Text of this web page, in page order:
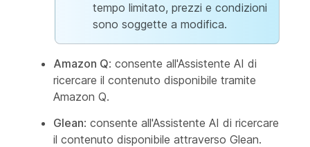
tempo limitato, prezzi e condizioni
sono soggette a modifica.
Amazon Q: consente all'Assistente AI di
ricercare il contenuto disponibile tramite
Amazon Q.
Glean: consente all'Assistente AI di ricercare
il contenuto disponibile attraverso Glean.